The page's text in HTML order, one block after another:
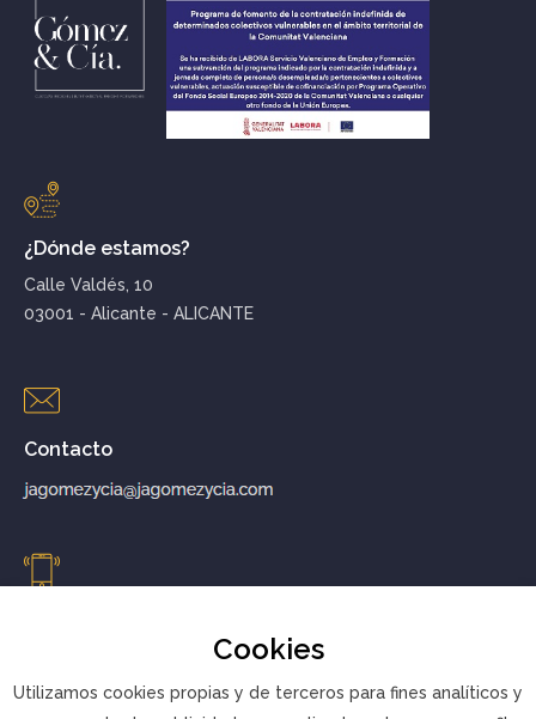
¿Dónde estamos?
Calle Valdés, 10
03001 - Alicante - ALICANTE
Contacto
+34 965.20.17.29
móvil: +34 650.67.55.66
Cookies
Utilizamos cookies propias y de terceros para fines analíticos y